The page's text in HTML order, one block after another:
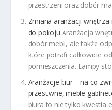
przestrzeni oraz dobór
Zmiana aranżacji
do pokoju Aranżacja
dobór mebli, ale także
które potrafi całkowicie
pomieszczenia. Lampy
Aranżacje biur – na co
przesuwne, meble
biura to nie tylko kwestia